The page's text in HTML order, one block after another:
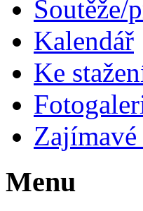
Soutěže/
Kalendář
Ke
Menu